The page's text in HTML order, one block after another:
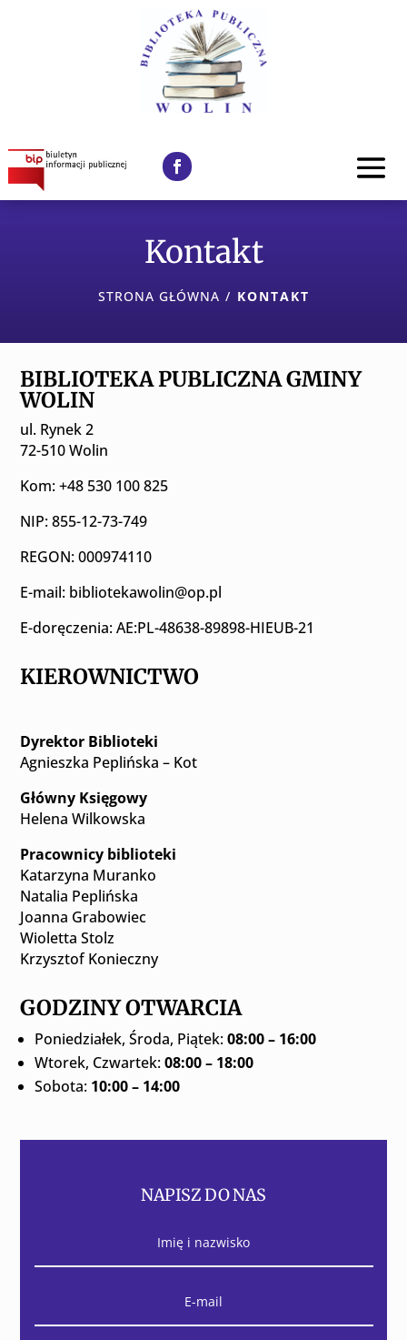
Kontakt
STRONA GŁÓWNA / KONTAKT
BIBLIOTEKA PUBLICZNA GMINY
WOLIN
ul. Rynek 2
72-510 Wolin
Kom: +48 530 100 825
NIP: 855-12-73-749
REGON: 000974110
E-mail: bibliotekawolin@op.pl
E-doręczenia: AE:PL-48638-89898-HIEUB-21
KIEROWNICTWO
Dyrektor Biblioteki
Agnieszka Peplińska – Kot
Główny Księgowy
Helena Wilkowska
Pracownicy biblioteki
Katarzyna Muranko
Natalia Peplińska
Joanna Grabowiec
Wioletta Stolz
Krzysztof Konieczny
GODZINY OTWARCIA
Poniedziałek, Środa, Piątek:08:00 – 16:00
Wtorek, Czwartek:08:00 – 18:00
Sobota: 10:00 – 14:00
NAPISZ DO NAS